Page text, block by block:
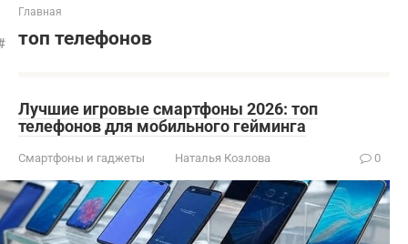
Главная
топ телефонов
Лучшие игровые смартфоны 2026: топ
телефонов для мобильного гейминга
Смартфоны и гаджеты Наталья Козлова 0